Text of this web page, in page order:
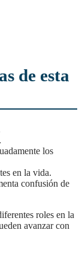
de esta
los
en la vida.
confusión de
avanzar con